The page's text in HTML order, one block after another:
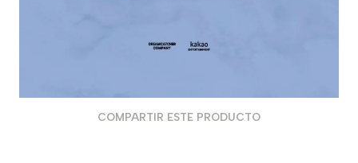
COMPARTIR ESTE PRODUCTO